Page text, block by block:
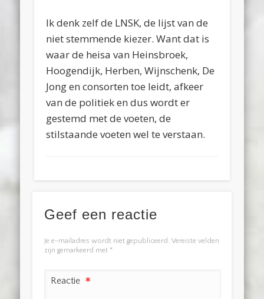
Ik denk zelf de LNSK, de lijst van de
niet stemmende kiezer. Want dat is
waar de heisa van Heinsbroek,
Hoogendijk, Herben, Wijnschenk, De
Jong en consorten toe leidt, afkeer
van de politiek en dus wordt er
gestemd met de voeten, de
stilstaande voeten wel te verstaan.
Geef een reactie
Je e-mailadres wordt niet gepubliceerd. Vereiste velden
zijn gemarkeerd met *
Reactie *